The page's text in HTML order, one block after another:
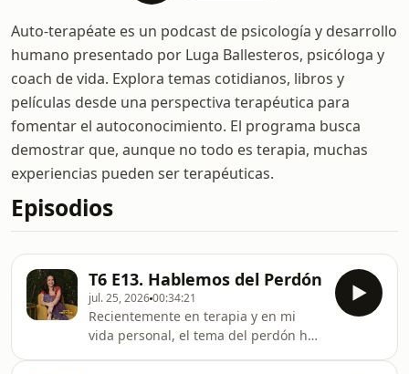
Auto-terapéate es un podcast de psicología y desarrollo
humano presentado por Luga Ballesteros, psicóloga y
coach de vida. Explora temas cotidianos, libros y
películas desde una perspectiva terapéutica para
fomentar el autoconocimiento. El programa busca
demostrar que, aunque no todo es terapia, muchas
experiencias pueden ser terapéuticas.
Episodios
T6 E13. Hablemos del Perdón
jul. 25, 202600:34:21
Recientemente en terapia y en mi
vida personal, el tema del perdón ha